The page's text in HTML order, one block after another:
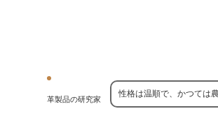
革製品の研究家
性格は温順で、かつては